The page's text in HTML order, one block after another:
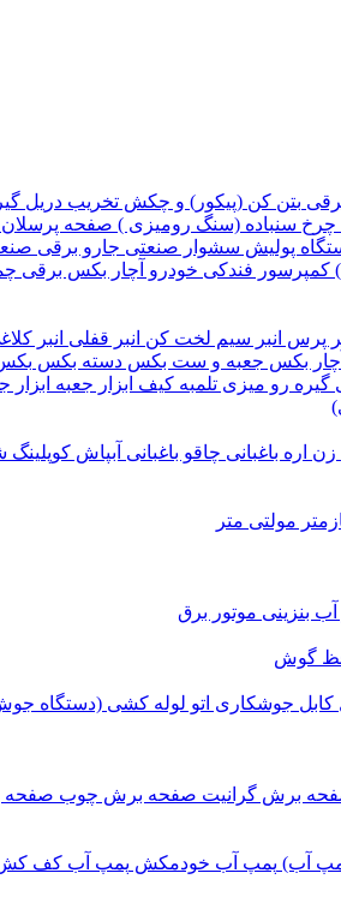
بتن کن (پیکور) و چکش تخریب دریل
چرخ سنباده (سنگ رومیزی ) صفحه پرسلان
پولیش سشوار صنعتی جارو برقی
کمپرسور فندکی خودرو آچار بکس برقی
پرس انبر سیم لخت کن انبر قفلی انبر
آچار بکس جعبه و ست بکس دسته بکس
گیره رو میزی تلمبه کیف ابزار جعبه ابزار
زن اره باغبانی چاقو باغبانی آبپاش
مولتی متر
بنزینی موتور برق
گوش
کابل جوشکاری اتو لوله کشی (دستگاه
برش‌ گرانیت صفحه برش چوب
آب) پمپ آب خودمکش پمپ آب کف